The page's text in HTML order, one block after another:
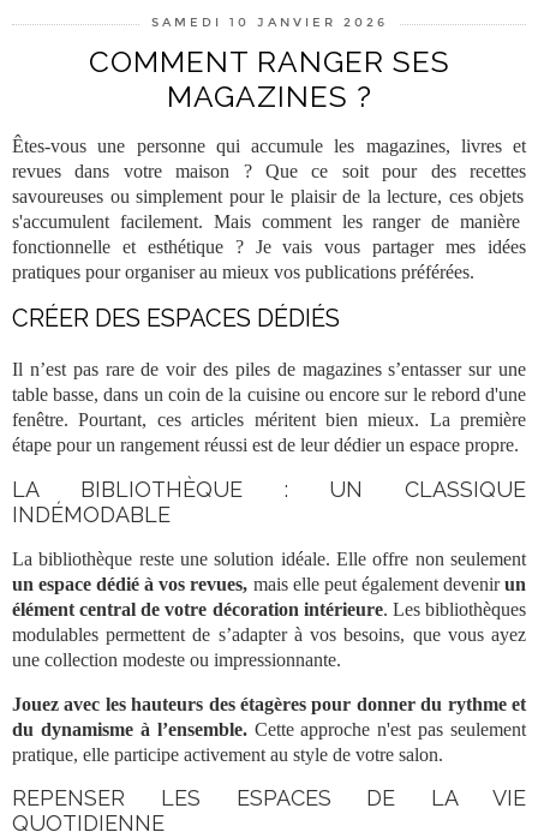
SAMEDI 10 JANVIER 2026
COMMENT RANGER SES
MAGAZINES ?
Êtes-vous une personne qui accumule les magazines, livreset
revues dans votre maison ? Que ce soit pour des recettes
savoureuses ou simplement pour le plaisir de la lecture, cesobjets
s'accumulent facilement. Mais comment lesrangerde manière
fonctionnelle et esthétique ? Je vais vous partager mes idées
pratiques pour organiser au mieux vos publications préférées.
CRÉER DES ESPACES DÉDIÉS
Il n’est pas rare de voir des piles de magaziness’entasser sur une
table basse, dans un coin de la cuisineou encore sur le rebord d'une
fenêtre. Pourtant, cesarticles méritent bien mieux. La première
étape pour un rangement réussi est de leur dédier un espace propre.
LA BIBLIOTHÈQUE : UN CLASSIQUE
INDÉMODABLE
Labibliothèque reste une solution idéale. Elle offre non seulement
un espace dédié à vos revues, mais elle peut également devenirun
élément central de votre décoration intérieure. Les bibliothèques
modulables permettent de s’adapter à vos besoins, que vous ayez
une collection modeste ou impressionnante.
Jouez avec les hauteurs des étagères pour donner du rythme et
du dynamisme à l’ensemble. Cette approche n'est pas seulement
pratique, elle participe activement au style de votre salon.
REPENSER LES ESPACES DE LA VIE
QUOTIDIENNE